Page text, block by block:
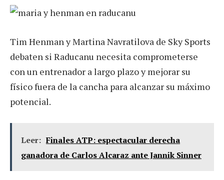
Tim Henman y Martina Navratilova de Sky Sports
debaten si Raducanu necesita comprometerse
con un entrenador a largo plazo y mejorar su
físico fuera de la cancha para alcanzar su máximo
potencial.
Leer: Finales ATP: espectacular derecha
ganadora de Carlos Alcaraz ante Jannik Sinner